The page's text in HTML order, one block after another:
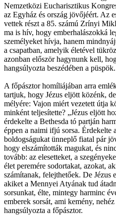
Nemzetközi Eucharisztikus
az Egyház és ország jövőjéért. Az
vettek részt a 85. számú Zrínyi
ma is hív, hogy emberhalászokká
személyeket hívja, hanem
a csapatban, amelyik életével
azonban először hagynunk kell,
hangsúlyozta beszédében a püspök.
A főpásztor homíliájában arra
tartjuk, hogy Jézus eljött közénk,
mélyére: Vajon miért vezetett útja
minként teljesítette? „Jézus eljött
érdekelte a Bethesda tó partján
éppen a naimi ifjú sorsa. Érdekelte
boldogságukat ünneplő fiatal pár
hogy elszámították magukat, és
tovább: az elesetteket, a
élet peremére sodortakat, azokat,
számítanak, felejthetőek. De Jézus
akiket a Mennyei Atyának tud
sorsunkat, élte, mintegy harminc
emberek sorsát, ami kemény,
hangsúlyozta a főpásztor.